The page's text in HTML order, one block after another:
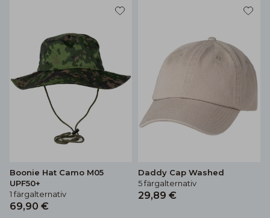
Boonie Hat Camo M05
UPF50+
1 färgalternativ
69,90 €
Daddy Cap Washed
5 färgalternativ
29,89 €